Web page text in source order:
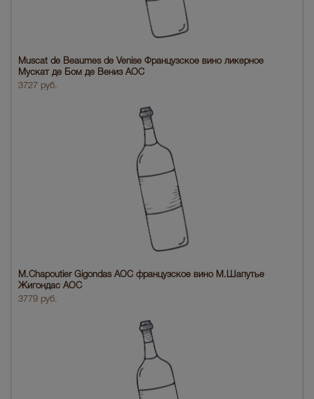
Muscat de Beaumes de Venise Французское вино ликерное
Мускат де Бом де Вениз АОС
3727 руб.
M.Chapoutier Gigondas AOC французское вино М.Шапутье
Жигондас АОС
3779 руб.